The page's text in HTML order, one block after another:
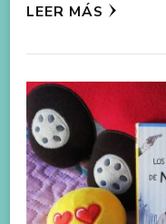
LEER MÁS